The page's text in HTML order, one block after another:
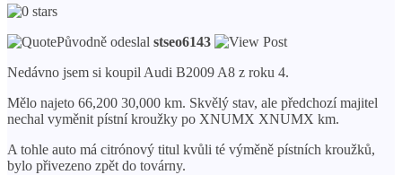
Původně odeslal stseo6143
Nedávno jsem si koupil Audi B2009 A8 z roku 4.
Mělo najeto 66,200 30,000 km. Skvělý stav, ale předchozí majitel
nechal vyměnit pístní kroužky po XNUMX XNUMX km.
A tohle auto má citrónový titul kvůli té výměně pístních kroužků,
bylo přivezeno zpět do továrny.